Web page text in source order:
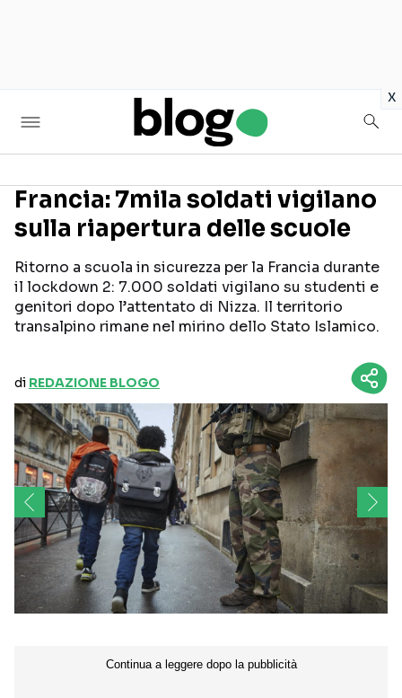
x
Seguici sui social
Francia: 7mila soldati vigilano
sulla riapertura delle scuole
Ritorno a scuola in sicurezza per la Francia durante
il lockdown 2: 7.000 soldati vigilano su studenti e
genitori dopo l’attentato di Nizza. Il territorio
transalpino rimane nel mirino dello Stato Islamico.
di REDAZIONE BLOGO